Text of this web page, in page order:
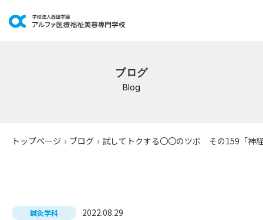
ブログ
Blog
トップページ › ブログ › 試してトクする〇〇のツボ その159「神
鍼灸学科
2022.08.29